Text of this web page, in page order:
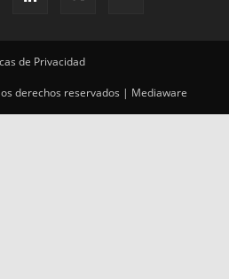
de Privacidad
derechos reservados | Mediaware